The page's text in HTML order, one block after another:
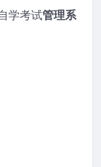
学考试管理系